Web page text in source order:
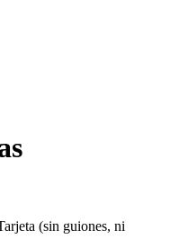
(sin guiones, ni